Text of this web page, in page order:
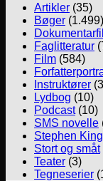
Artikler (35)
Bøger (1.499)
Faglitteratur
Film (584)
Instruktører
Lydbog (10)
Podcast(10)
SMS novelle
Stephen King
Stort og småt
Teater (3)
Tegneserier